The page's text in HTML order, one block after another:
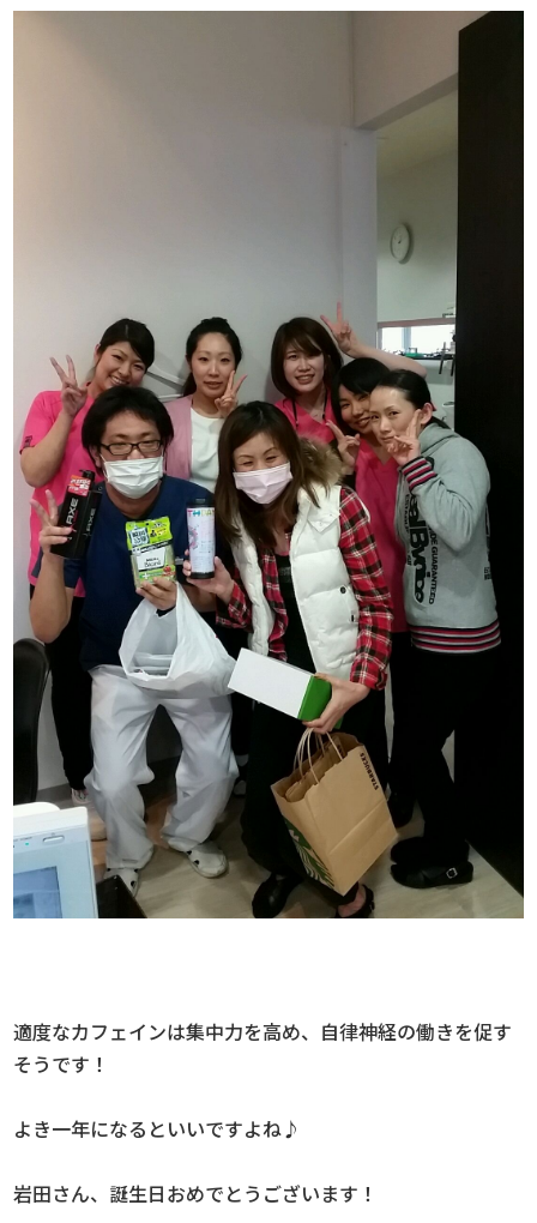
適度なカフェインは集中力を高め、自律神経の働きを促す
そうです！
よき一年になるといいですよね♪
岩田さん、誕生日おめでとうございます！